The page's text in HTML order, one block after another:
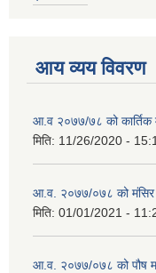
आय व्यय विवरण
आ.व २०७७/७८ को कार्तिक
मिति: 11/26/2020 -
आ.व. २०७७/०७८ को मंसिर
मिति: 01/01/2021 -
आ.व. २०७७/०७८ को पौष